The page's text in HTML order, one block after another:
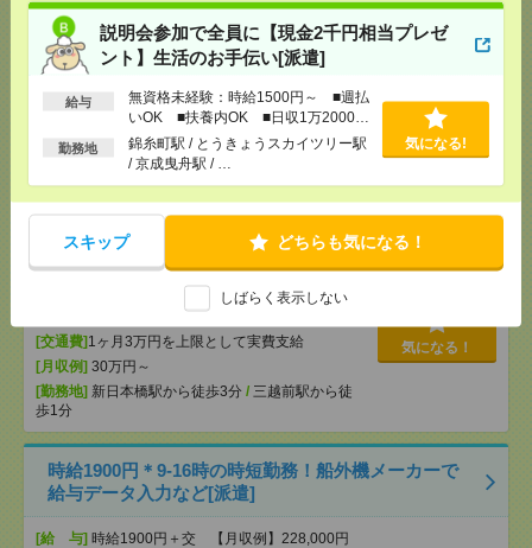
説明会参加で全員に【現金2千円相当プレゼ
ント】生活のお手伝い[派遣]
給与
無資格未経験：時給1500円～ ■週払
いOK ■扶養内OK ■日収1万2000円
以上
勤務地
錦糸町駅 / とうきょうスカイツリー駅
/ 京成曳舟駅 / …
気になる!
スキップ どちらも気になる！
しばらく表示しない
時給2000円＊＼残業ナシ×駅近／専門商社での輸出入
業務！[派遣]
[交通費]全額支給
気になる！
【在宅勤務OK】時給3000円！10～16時＊残業ほぼな
し▼新日本橋で一般事務[派遣]
りません。※給与即受取りサービス利用可（利用条
[交通費] 1ヶ月3万円を上限として実費支給
[月収例] 30万円～
[勤務地] 新日本橋駅から徒歩3分 / 三越前駅から徒
歩1分
気になる！
時給1900円＊9-16時の時短勤務！船外機メーカーで
給与データ入力など[派遣]
[給 与] 時給1900円＋交 【月収例】228,000円